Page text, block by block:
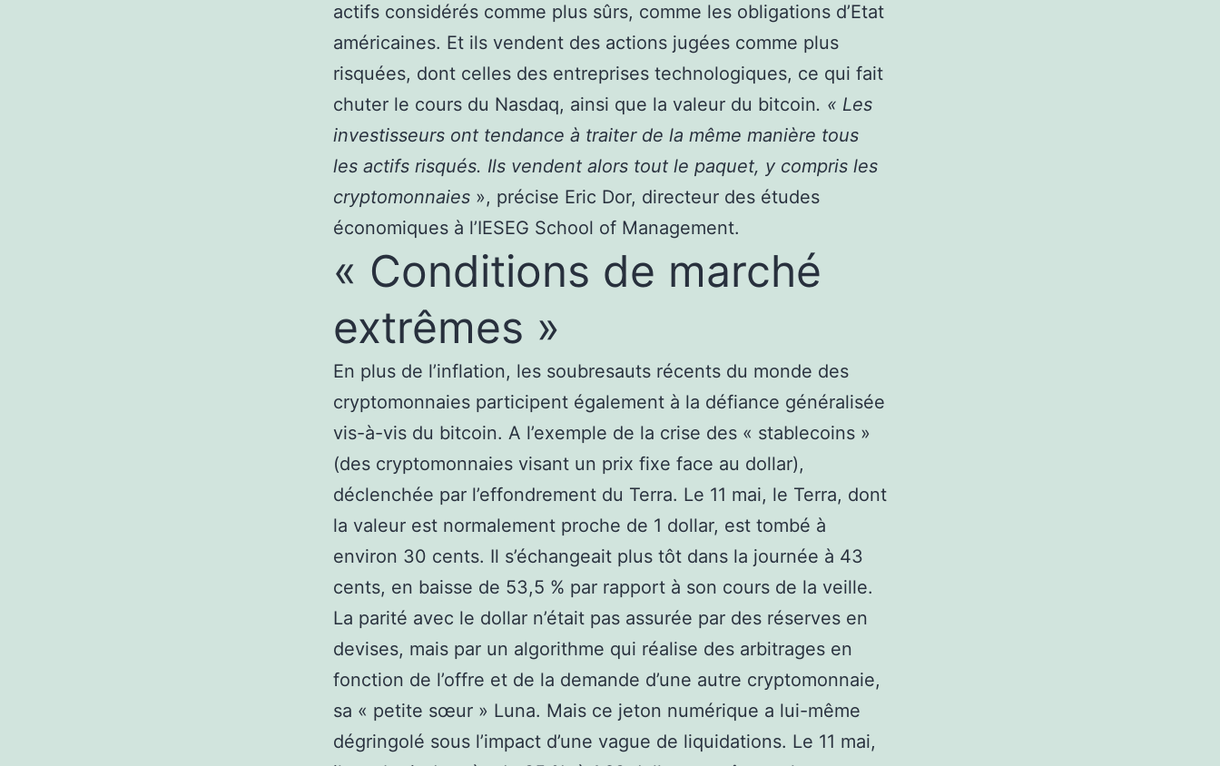
actifs considérés comme plus sûrs, comme les obligations d’Etat
américaines. Et ils vendent des actions jugées comme plus
risquées, dont celles des entreprises technologiques, ce qui fait
chuter le cours du Nasdaq, ainsi que la valeur du bitcoin. « Les
investisseurs ont tendance à traiter de la même manière tous
les actifs risqués. Ils vendent alors tout le paquet, y compris les
cryptomonnaies », précise Eric Dor, directeur des études
économiques à l’IESEG School of Management.
« Conditions de marché
extrêmes »
En plus de l’inflation, les soubresauts récents du monde des
cryptomonnaies participent également à la défiance généralisée
vis-à-vis du bitcoin. A l’exemple de la crise des « stablecoins »
(des cryptomonnaies visant un prix fixe face au dollar),
déclenchée par l’effondrement du Terra. Le 11 mai, le Terra, dont
la valeur est normalement proche de 1 dollar, est tombé à
environ 30 cents. Il s’échangeait plus tôt dans la journée à 43
cents, en baisse de 53,5 % par rapport à son cours de la veille.
La parité avec le dollar n’était pas assurée par des réserves en
devises, mais par un algorithme qui réalise des arbitrages en
fonction de l’offre et de la demande d’une autre cryptomonnaie,
sa « petite sœur » Luna. Mais ce jeton numérique a lui-même
dégringolé sous l’impact d’une vague de liquidations. Le 11 mai,